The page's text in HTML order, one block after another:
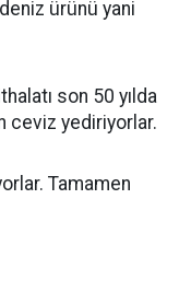
ürünü yani
son 50 yılda
ceviz yediriyorlar.
Tamamen